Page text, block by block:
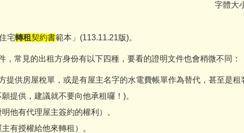
字體大
宅轉租契約書範本」(113.11.21版)。
，常見的出租方身份有以下四種，要看的證明文件也會稍微不同：
供房屋稅單，或是有屋主名字的水電費帳單作為替代，甚至是租
提供，建議就不要向他承租囉！)。
他有代理屋主簽約的權利）。
主有授權給他來轉租）。